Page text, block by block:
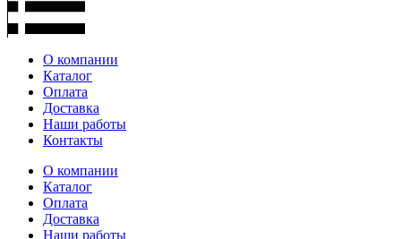
О компании
Каталог
Оплата
Доставка
Наши работы
Контакты
О компании
Каталог
Оплата
Доставка
Наши работы